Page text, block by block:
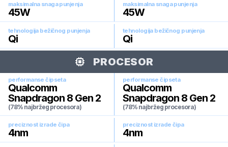
maksimalna snaga punjenja
45W
maksimalna snaga punjenja
45W
tehnologija bežičnog punjenja
Qi
tehnologija bežičnog punjenja
Qi
PROCESOR
performanse čipseta
Qualcomm
Snapdragon 8 Gen 2
(78% najbržeg procesora)
performanse čipseta
Qualcomm
Snapdragon 8 Gen 2
(78% najbržeg procesora)
preciznost izrade čipa
4nm
preciznost izrade čipa
4nm